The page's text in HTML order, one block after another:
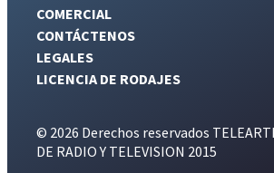
COMERCIAL
CONTÁCTENOS
LEGALES
LICENCIA DE RODAJES
© 2026 Derechos reservados
DE RADIO Y TELEVISION 2015